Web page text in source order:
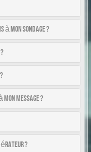
à mon sondage ?
message ?
?